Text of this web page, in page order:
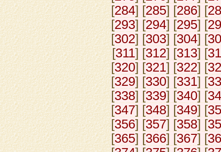
[284] [285] [286] [
[293] [294] [295] [
[302] [303] [304] [
[311] [312] [313] [
[320] [321] [322] [
[329] [330] [331] [
[338] [339] [340] [
[347] [348] [349] [
[356] [357] [358] [
[365] [366] [367] [